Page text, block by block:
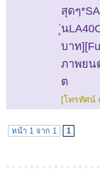
สุดๆ
น
บาท
ภาพยน
ต
[โทรทัศน์
หน้า 1 จาก 1 1